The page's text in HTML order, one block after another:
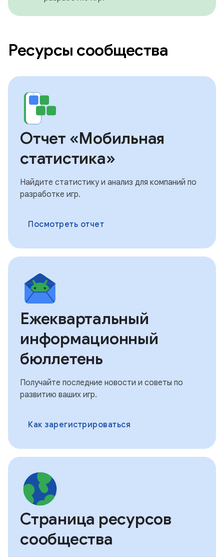
Ресурсы сообщества
Отчет «Мобильная
статистика»
Найдите статистику и анализ для компаний по
разработке игр.
Посмотреть отчет
Ежеквартальный
информационный
бюллетень
Получайте последние новости и советы по
развитию ваших игр.
Как зарегистрироваться
Страница ресурсов
сообщества